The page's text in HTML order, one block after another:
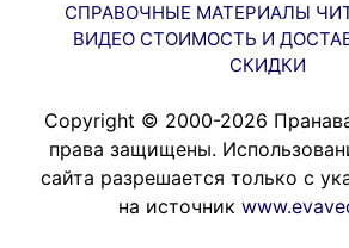
СПРАВОЧНЫЕ МАТЕРИАЛЫ
ВИДЕО СТОИМОСТЬ И
СКИДКИ
Copyright © 2000-2026
права защищены.
сайта разрешается только с
на источник